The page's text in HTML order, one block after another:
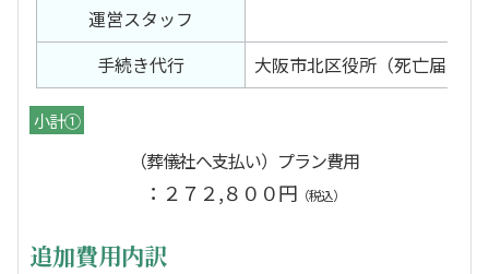
運営スタッフ
手続き代行
大阪市北区役所（死亡届出
小計①
（葬儀社へ支払い）プラン費用
：２７２,８００円 （税込）
追加費用内訳